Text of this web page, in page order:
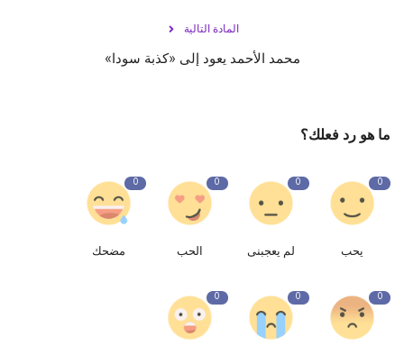
المادة التالية
محمد الأحمد يعود إلى «كذبة سودا»
ما هو رد فعلك؟
0
يحب
0
لم يعجبنى
0
الحب
0
مضحك
0
0
0